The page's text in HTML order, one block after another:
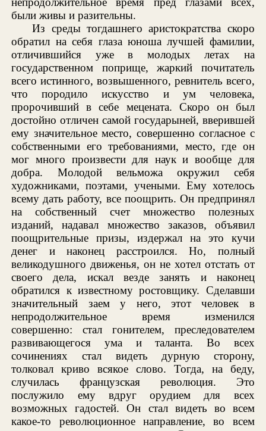
были живы и разительны.
Из среды тогдашнего аристократства скоро
обратил на себя глаза юноша лучшей фамилии,
отличившийся уже в молодых летах на
государственном поприще, жаркий почитатель
всего истинного, возвышенного, ревнитель всего,
что породило искусство и ум человека,
пророчивший в себе мецената. Скоро он был
достойно отличен самой государыней, вверившей
ему значительное место, совершенно согласное с
собственными его требованиями, место, где он
мог много произвести для наук и вообще для
добра. Молодой вельможа окружил себя
художниками, поэтами, учеными. Ему хотелось
всему дать работу, все поощрить. Он предпринял
на собственный счет множество полезных
изданий, надавал множество заказов, объявил
поощрительные призы, издержал на это кучи
денег и наконец расстроился. Но, полный
великодушного движенья, он не хотел отстать от
своего дела, искал везде занять и наконец
обратился к известному ростовщику. Сделавши
значительный заем у него, этот человек в
непродолжительное время изменился
совершенно: стал гонителем, преследователем
развивающегося ума и таланта. Во всех
сочинениях стал видеть дурную сторону,
толковал криво всякое слово. Тогда, на беду,
случилась французская революция. Это
послужило ему вдруг орудием для всех
возможных гадостей. Он стал видеть во всем
какое-то революционное направление, во всем